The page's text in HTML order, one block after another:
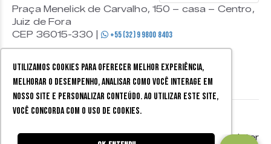
Utilizamos cookies para oferecer melhor experiência,
melhorar o desempenho, analisar como você interage em
nosso site e personalizar conteúdo. Ao utilizar este site,
você concorda com o uso de cookies.
Praça Menelick de Carvalho, 150 – casa – Centro,
Juiz de Fora
CEP 36015-330 |
+55 (32) 9 9800 8403
Mobister